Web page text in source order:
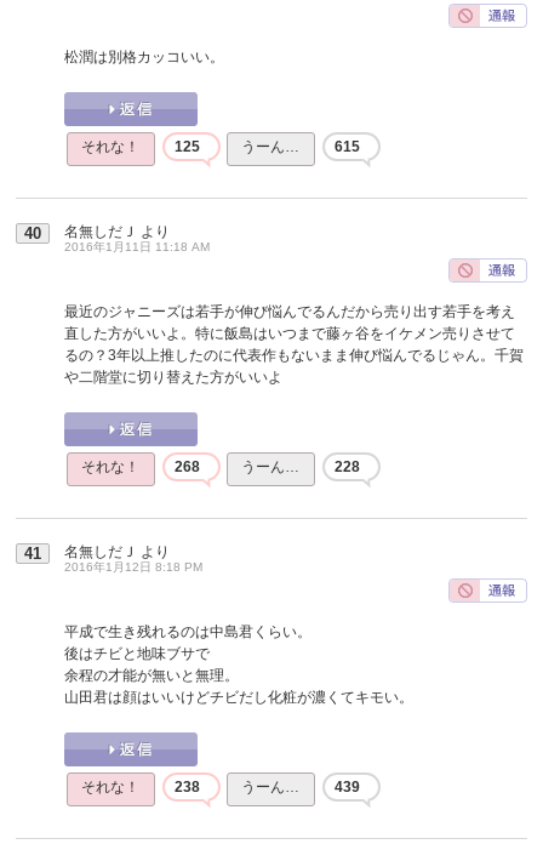
松潤は別格カッコいい。
それな！ 125 うーん… 615
40 名無しだＪ より
2016年1月11日 11:18 AM
最近のジャニーズは若手が伸び悩んでるんだから売り出す若手を考え
直した方がいいよ。特に飯島はいつまで藤ヶ谷をイケメン売りさせて
るの？3年以上推したのに代表作もないまま伸び悩んでるじゃん。千賀
や二階堂に切り替えた方がいいよ
それな！ 268 うーん… 228
41 名無しだＪ より
2016年1月12日 8:18 PM
平成で生き残れるのは中島君くらい。
後はチビと地味ブサで
余程の才能が無いと無理。
山田君は顔はいいけどチビだし化粧が濃くてキモい。
それな！ 238 うーん… 439